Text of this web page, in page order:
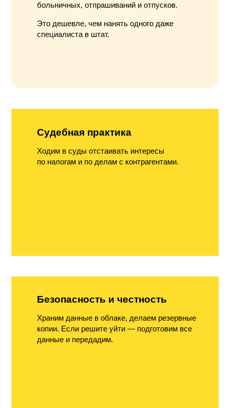
больничных, отпрашиваний и отпусков.
Это дешевле, чем нанять одного даже
специалиста в штат.
Судебная практика
Ходим в суды отстаивать интересы
по налогам и по делам с контрагентами.
Безопасность и честность
Храним данные в облаке, делаем резервные
копии. Если решите уйти — подготовим все
данные и передадим.